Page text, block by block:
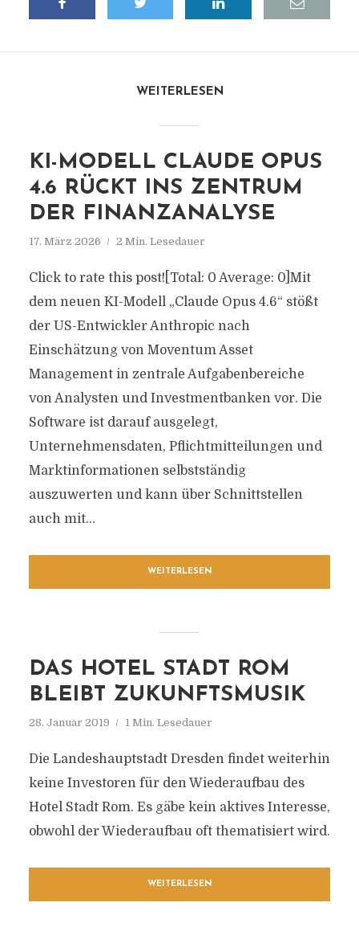
WEITERLESEN
KI-MODELL CLAUDE OPUS
4.6 RÜCKT INS ZENTRUM
DER FINANZANALYSE
17. März 2026 2 Min. Lesedauer
Click to rate this post![Total: 0 Average: 0]Mit
dem neuen KI-Modell „Claude Opus 4.6“ stößt
der US-Entwickler Anthropic nach
Einschätzung von Moventum Asset
Management in zentrale Aufgabenbereiche
von Analysten und Investmentbanken vor. Die
Software ist darauf ausgelegt,
Unternehmensdaten, Pflichtmitteilungen und
Marktinformationen selbstständig
auszuwerten und kann über Schnittstellen
auch mit...
WEITERLESEN
DAS HOTEL STADT ROM
BLEIBT ZUKUNFTSMUSIK
28. Januar 2019 1 Min. Lesedauer
Die Landeshauptstadt Dresden findet weiterhin
keine Investoren für den Wiederaufbau des
Hotel Stadt Rom. Es gäbe kein aktives Interesse,
obwohl der Wiederaufbau oft thematisiert wird.
WEITERLESEN